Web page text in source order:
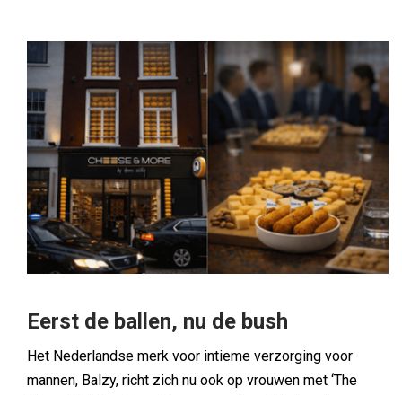
Eerst de ballen, nu de bush
Het Nederlandse merk voor intieme verzorging voor
mannen, Balzy, richt zich nu ook op vrouwen met ‘The